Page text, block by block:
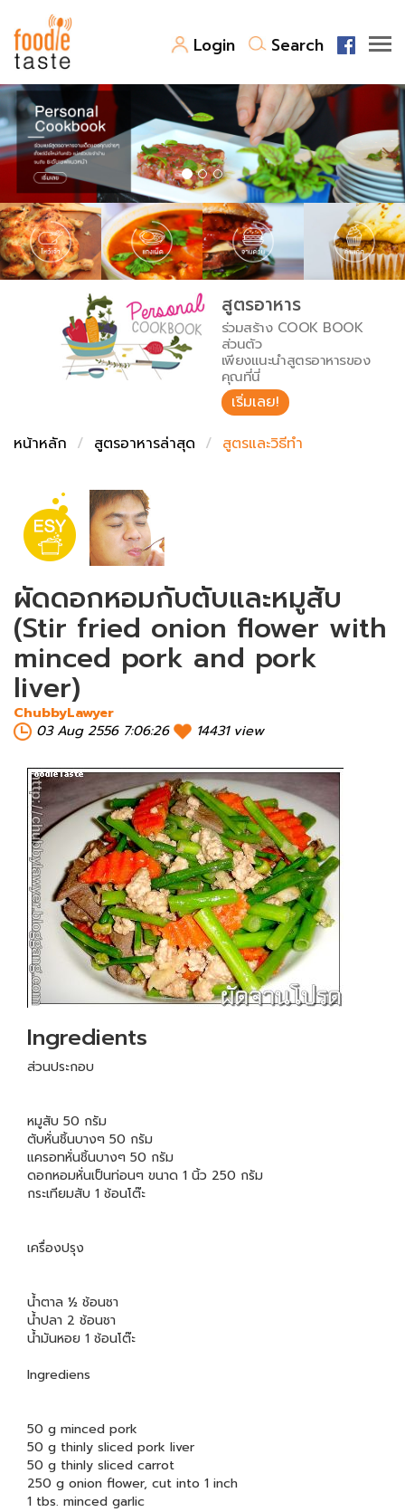
Login Search
สูตรอาหาร
สูตรอาหารล่าสุด
Top Foodie
พาไปชิม
สารพันก้นครัว
เคล็ดลับน่ารู้
เปรียบเทียบหน่วยการตวง
เปรียบเทียบอุณหภูมิ
เปรียบเทียบน้ำหนักวัตถุดิบ
FoodPedia
สร้าง Cookbook
สูตรอาหาร
ร่วมสร้าง COOK BOOK
ส่วนตัว
เพียงแนะนำสูตรอาหารของ
คุณที่นี่
เริ่มเลย!
หน้าหลัก
สูตรอาหารล่าสุด สูตรและวิธีทำ
ผัดดอกหอมกับตับและหมูสับ
(Stir fried onion flower with
minced pork and pork
liver)
ChubbyLawyer
03 Aug 2556 7:06:26
14431 view
Ingredients
ส่วนประกอบ
หมูสับ 50 กรัม
ตับหั่นชิ้นบางๆ 50 กรัม
แครอทหั่นชิ้นบางๆ 50 กรัม
ดอกหอมหั่นเป็นท่อนๆ ขนาด 1 นิ้ว 250 กรัม
กระเทียมสับ 1 ช้อนโต๊ะ
เครื่องปรุง
น้ำตาล ½ ช้อนชา
น้ำปลา 2 ช้อนชา
น้ำมันหอย 1 ช้อนโต๊ะ
Ingrediens
50 g minced pork
50 g thinly sliced pork liver
50 g thinly sliced carrot
250 g onion flower, cut into 1 inch
1 tbs. minced garlic